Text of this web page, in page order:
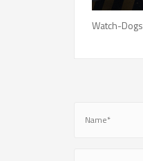
Watch-Dogs